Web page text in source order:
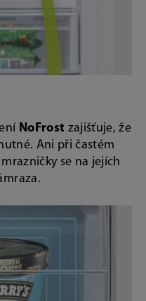
NoFrost zajišťuje, že
Ani při častém
se na jejích